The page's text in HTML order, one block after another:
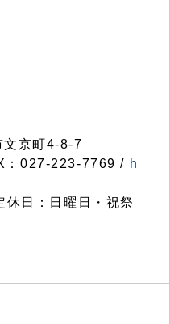
京町4-8-7
：027-223-7769 / h
日：日曜日・祝祭